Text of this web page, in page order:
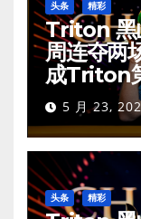
头条 精彩
Triton 黑
周连夺两
成Triton
5 月 23,
头条 精彩